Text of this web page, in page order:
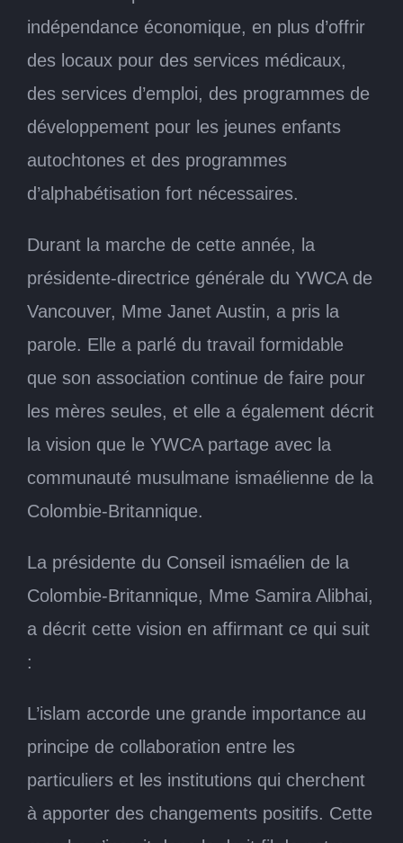
indépendance économique, en plus d’offrir
des locaux pour des services médicaux,
des services d’emploi, des programmes de
développement pour les jeunes enfants
autochtones et des programmes
d’alphabétisation fort nécessaires.
Durant la marche de cette année, la
présidente-directrice générale du YWCA de
Vancouver, Mme Janet Austin, a pris la
parole. Elle a parlé du travail formidable
que son association continue de faire pour
les mères seules, et elle a également décrit
la vision que le YWCA partage avec la
communauté musulmane ismaélienne de la
Colombie-Britannique.
La présidente du Conseil ismaélien de la
Colombie-Britannique, Mme Samira Alibhai,
a décrit cette vision en affirmant ce qui suit
:
L’islam accorde une grande importance au
principe de collaboration entre les
particuliers et les institutions qui cherchent
à apporter des changements positifs. Cette